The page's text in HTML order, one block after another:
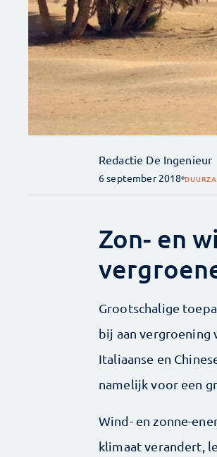
Redactie De Ingenieur
6 september 2018
Zon- en
Grootschalige
bij aan vergroening
Italiaanse en
namelijk voor een
Wind- en zonne-
klimaat verandert,